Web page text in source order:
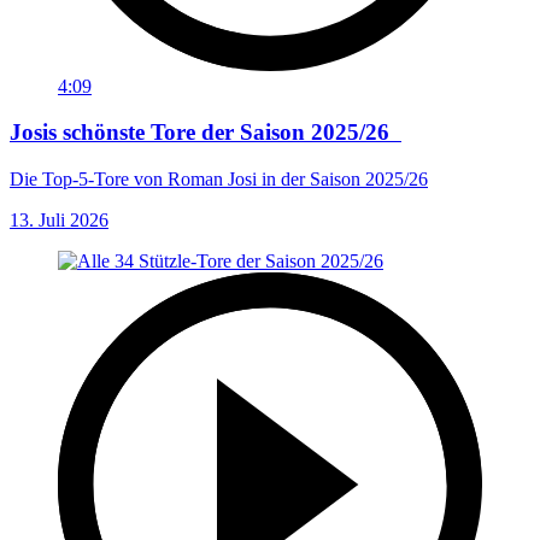
4:09
Josis schönste Tore der Saison 2025/26
Die Top-5-Tore von Roman Josi in der Saison 2025/26
13. Juli 2026